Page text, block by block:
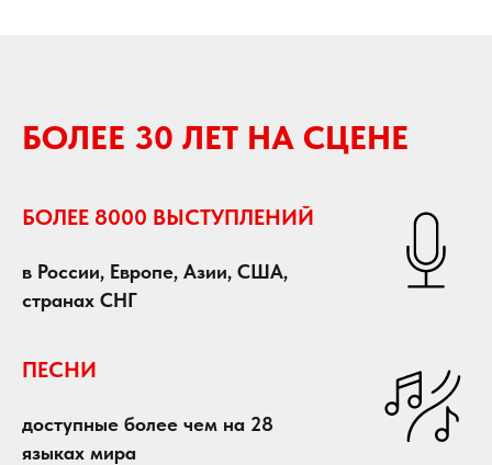
БОЛЕЕ 30 ЛЕТ НА СЦЕНЕ
БОЛЕЕ 8000 ВЫСТУПЛЕНИЙ
в России, Европе, Азии, США,
странах СНГ
ПЕСНИ
доступные более чем на 28
языках мира